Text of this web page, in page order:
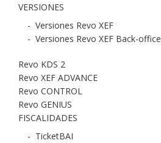
VERSIONES
- Versiones Revo XEF
- Versiones Revo XEF Back-office
Revo KDS 2
Revo XEF ADVANCE
Revo CONTROL
Revo GENIUS
FISCALIDADES
- TicketBAI